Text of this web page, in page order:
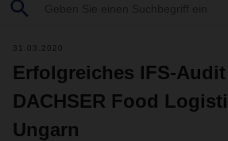
31.03.2020
Erfolgreiches IFS-
DACHSER Food
Ungarn